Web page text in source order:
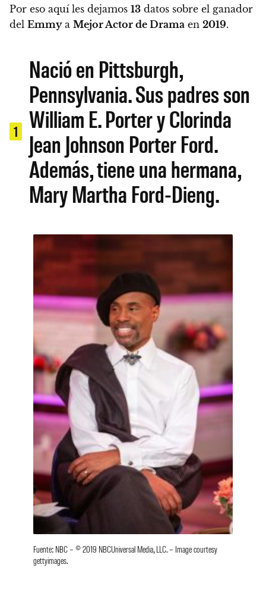
Por eso aquí les dejamos 13 datos sobre el ganador
del Emmya Mejor Actor de Drama en 2019.
1
Nació en Pittsburgh,
Pennsylvania. Sus padres son
William E. Porter y Clorinda
Jean Johnson Porter Ford.
Además, tiene una hermana,
Mary Martha Ford-Dieng.
Fuente: NBC – © 2019 NBCUniversal Media, LLC. – Image courtesy
gettyimages.